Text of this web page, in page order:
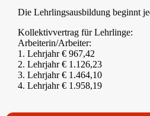
Die Lehrlingsausbildung beginnt
Kollektivvertrag für Lehrlinge:
Arbeiterin/Arbeiter:
1. Lehrjahr € 967,42
2. Lehrjahr € 1.126,23
3. Lehrjahr € 1.464,10
4. Lehrjahr € 1.958,19